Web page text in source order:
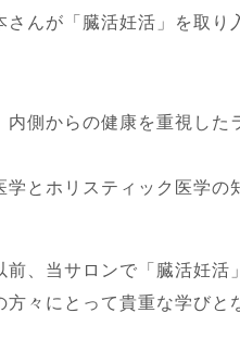
さんが「臓活妊活」を取り
内側からの健康を重視し
学とホリスティック医学
、当サロンで「臓活妊活
々にとって貴重な学びと